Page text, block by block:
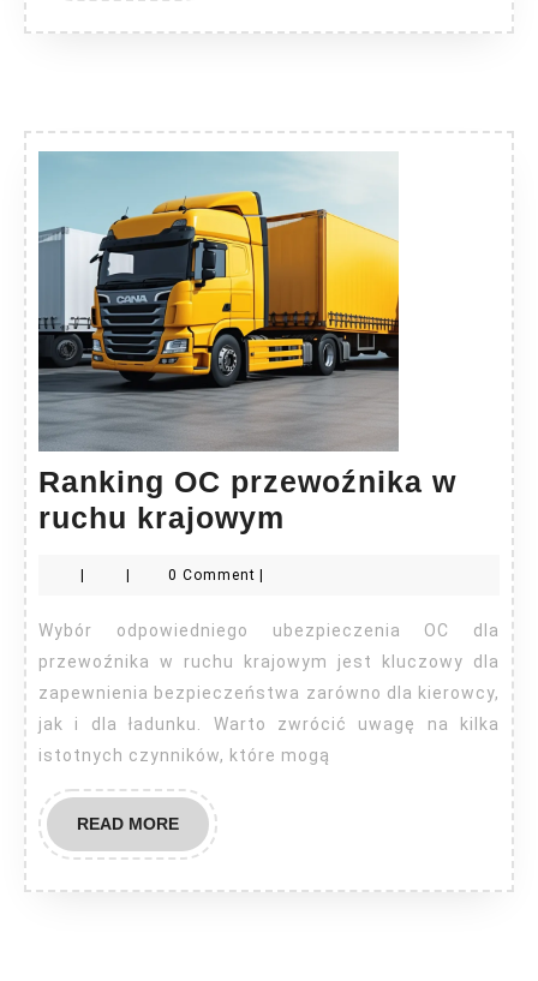
Ranking OC przewoźnika w
ruchu krajowym
w
ruchu
krajowym
0 Comment
Wybór odpowiedniego ubezpieczenia OC dla
przewoźnika w ruchu krajowym jest kluczowy dla
zapewnienia bezpieczeństwa zarówno dla kierowcy,
jak i dla ładunku. Warto zwrócić uwagę na kilka
istotnych czynników, które mogą
READ MOREREAD
MORE